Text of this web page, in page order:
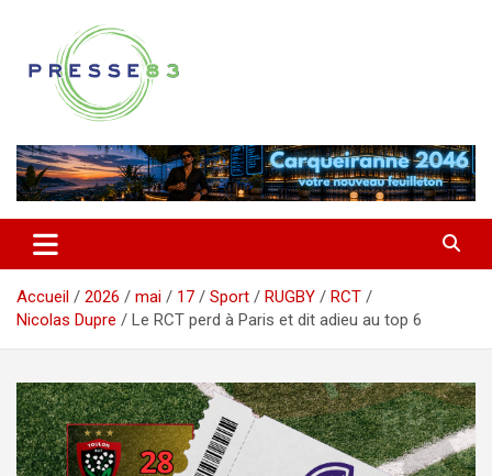
contenu
Presse 83
Accueil 2026 mai 17 Sport RUGBY
RCT
Nicolas Dupre
Le RCT perd à Paris et dit adieu au top 6